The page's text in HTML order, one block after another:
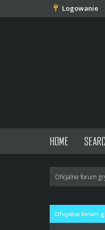
Logowanie
HOME
Oficjalne forum
Oficjalne forum